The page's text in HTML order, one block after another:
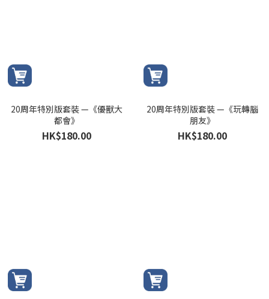
20周年特別版套裝 —《優獸大
都會》
HK$180.00
20周年特別版套裝 —《玩轉腦
朋友》
HK$180.00